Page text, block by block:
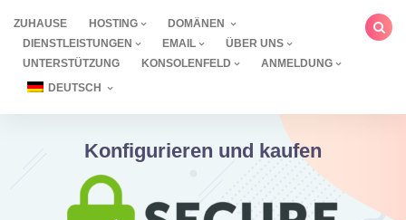
Inhalt
springen
ZUHAUSE HOSTING
DOMÄNEN
DIENSTLEISTUNGEN
EMAIL
ÜBER UNS
UNTERSTÜTZUNG
KONSOLENFELD
ANMELDUNG
DEUTSCH
Konfigurieren und kaufen